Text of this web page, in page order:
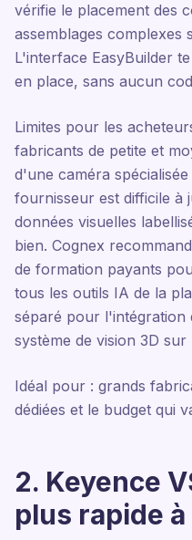
vérifie le placement des
assemblages complexes
L'interface EasyBuilder
en place, sans aucun
Limites pour les
fabricants de petite et
d'une caméra
fournisseur est difficile à
données visuelles
bien. Cognex
de formation payants
tous les outils IA de la
séparé pour l'intégration
système de vision 3D
Idéal pour : grands
dédiées et le budget qui
2. Keyence
plus rapide